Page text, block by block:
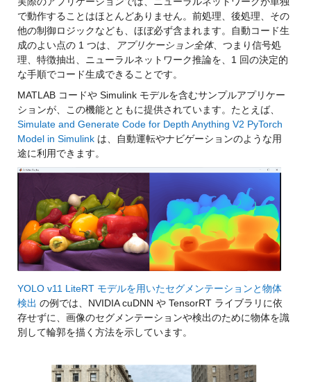
で動作することはほとんどありません。前処理、後処理、その
他の制御ロジックなども、ほぼ必ず含まれます。自動コード生
成のよい点の 1 つは、
アプリケーション全体、つまり信号処
理、特徴抽出、ニューラルネットワーク推論を、1 回の決定的
な手順でコード生成できることです。
MATLAB コードや Simulink モデルを含むサンプルアプリケー
ションが、この機能とともに提供されています。たとえば、
Simulate and Generate Code for Depth Anything V2 PyTorch
Model in Simulink は、自動運転やナビゲーションのような用
途に利用できます。
YOLO v11 LiteRT モデルを用いたセグメンテーションと物体
検出 の例では、NVIDIA cuDNN や TensorRT ライブラリに依
存せずに、画像のセグメンテーションや検出のために物体を識
別して輪郭を描く方法を示しています。